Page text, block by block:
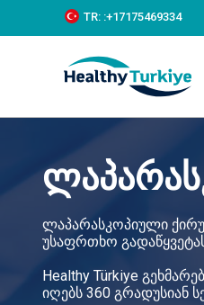
k
c
e
TR: :+‪17175469334‬
ლაპარასკოპიული
უსაფრთხო
Healthy Türkiye
იღებს 360 გრადუსიან